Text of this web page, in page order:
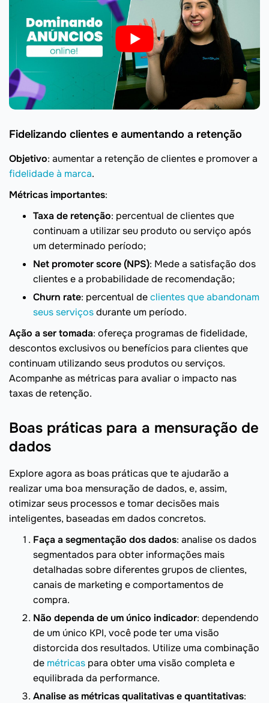
Fidelizando clientes e aumentando a retenção
Objetivo: aumentar a retenção de clientes e promover a
fidelidade à marca.
Métricas importantes:
Taxa de retenção: percentual de clientes que
continuam a utilizar seu produto ou serviço após
um determinado período;
Net promoter score (NPS): Mede a satisfação dos
clientes e a probabilidade de recomendação;
Churn rate: percentual declientes que abandonam
seus serviçosdurante um período.
Ação a ser tomada: ofereça programas de fidelidade,
descontos exclusivos ou benefícios para clientes que
continuam utilizando seus produtos ou serviços.
Acompanhe as métricas para avaliar o impacto nas
taxas de retenção.
Boas práticas para a mensuração de
dados
Explore agora as boas práticas que te ajudarão a
realizar uma boa mensuração de dados, e, assim,
otimizar seus processos e tomar decisões mais
inteligentes, baseadas em dados concretos.
Faça a segmentação dos dados: analise os dados
segmentados para obter informações mais
detalhadas sobre diferentes grupos de clientes,
canais de marketing e comportamentos de
compra.
Não dependa de um único indicador: dependendo
de um único KPI, você pode ter uma visão
distorcida dos resultados. Utilize uma combinação
de métricas para obter uma visão completa e
equilibrada da performance.
Analise as métricas qualitativas e quantitativas: